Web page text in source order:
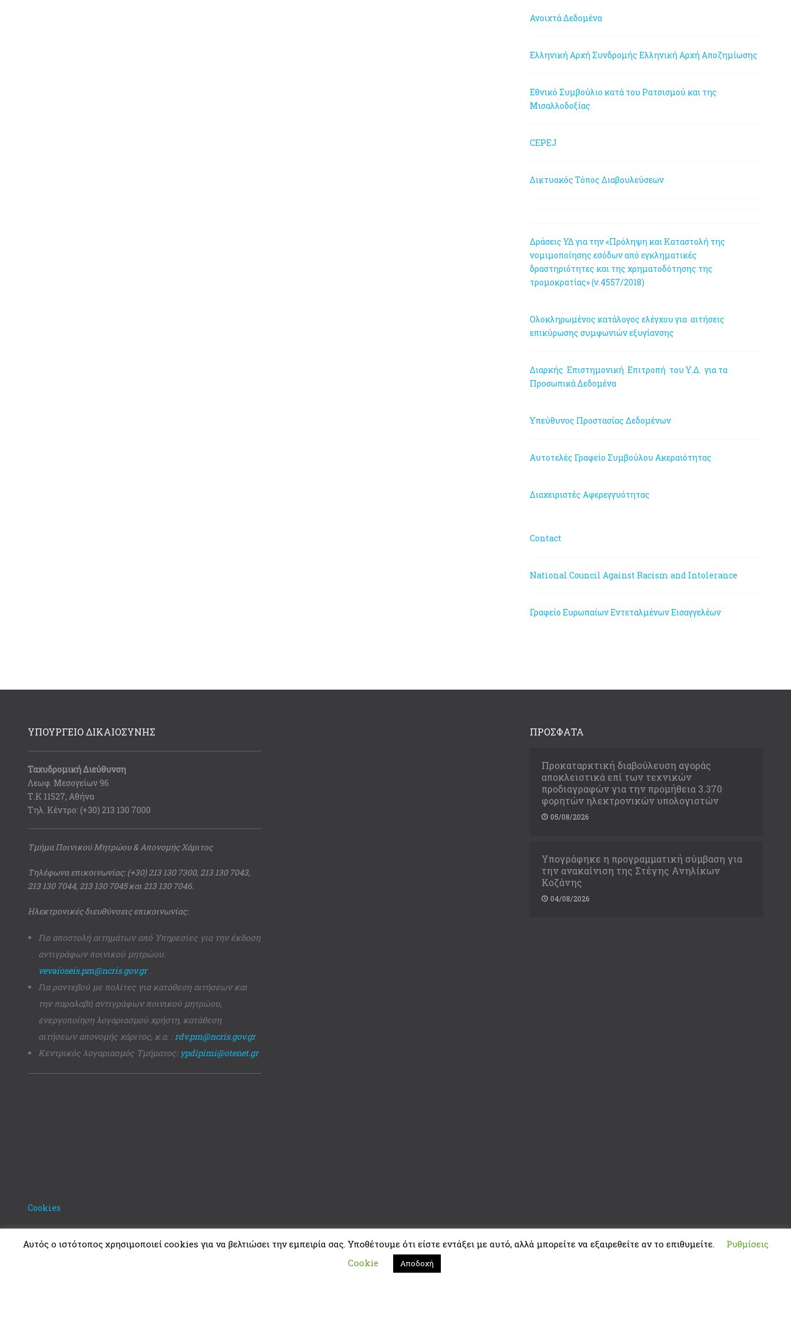
Ανοιχτά Δεδομένα
Ελληνική Αρχή Συνδρομής Ελληνική Αρχή Αποζημίωσης
Εθνικό Συμβούλιο κατά του Ρατσισμού και της
Μισαλλοδοξίας
CEPEJ
Δικτυακός Τόπος Διαβουλεύσεων
Δράσεις ΥΔ για την «Πρόληψη και Καταστολή της
νομιμοποίησης εσόδων από εγκληματικές
δραστηριότητες και της χρηματοδότησης της
τρομοκρατίας» (ν.4557/2018)
Ολοκληρωμένος κατάλογος ελέγχου για αιτήσεις
επικύρωσης συμφωνιών εξυγίανσης
Διαρκής Επιστημονική Επιτροπή του Υ.Δ. για τα
Προσωπικά Δεδομένα
Υπεύθυνος Προστασίας Δεδομένων
Αυτοτελές Γραφείο Συμβούλου Ακεραιότητας
Διαχειριστές Αφερεγγυότητας
Contact
National Council Against Racism and Intolerance
Γραφείο Ευρωπαίων Εντεταλμένων Εισαγγελέων
ΥΠΟΥΡΓΕΙΟ ΔΙΚΑΙΟΣΥΝΗΣ
Ταχυδρομική Διεύθυνση
Λεωφ. Μεσογείων 96
Τ.Κ 11527, Αθήνα
Τηλ. Κέντρο: (+30) 213 130 7000
Τμήμα Ποινικού Μητρώου & Απονομής Χάριτος
Τηλέφωνα επικοινωνίας: (+30) 213 130 7300, 213 130 7043,
213 130 7044, 213 130 7045 και 213 130 7046.
Ηλεκτρονικές διευθύνσεις επικοινωνίας:
Για αποστολή αιτημάτων από Υπηρεσίες για την έκδοση
αντιγράφων ποινικού μητρώου:
vevaioseis.pm@ncris.gov.gr.
Για ραντεβού με πολίτες για κατάθεση αιτήσεων και
την παραλαβή αντιγράφων ποινικού μητρώου,
ενεργοποίηση λογαριασμού χρήστη, κατάθεση
αιτήσεων απονομής χάριτος, κ.α. :rdv.pm@ncris.gov.gr
Κεντρικός λογαριασμός Τμήματος: ypdipimi@otenet.gr
Cookies
ΠΡΟΣΦΑΤΑ
Προκαταρκτική διαβούλευση αγοράς
αποκλειστικά επί των τεχνικών
προδιαγραφών για την προμήθεια 3.370
φορητών ηλεκτρονικών υπολογιστών
05/08/2026
Υπογράφηκε η προγραμματική σύμβαση για
την ανακαίνιση της Στέγης Ανηλίκων
Κοζάνης
04/08/2026
Αυτός ο ιστότοπος χρησιμοποιεί cookies για να βελτιώσει την εμπειρία σας. Υποθέτουμε ότι είστε εντάξει με αυτό, αλλά μπορείτε να εξαιρεθείτε αν το επιθυμείτε.
Ρυθμίσεις
Cookie
Αποδοχή